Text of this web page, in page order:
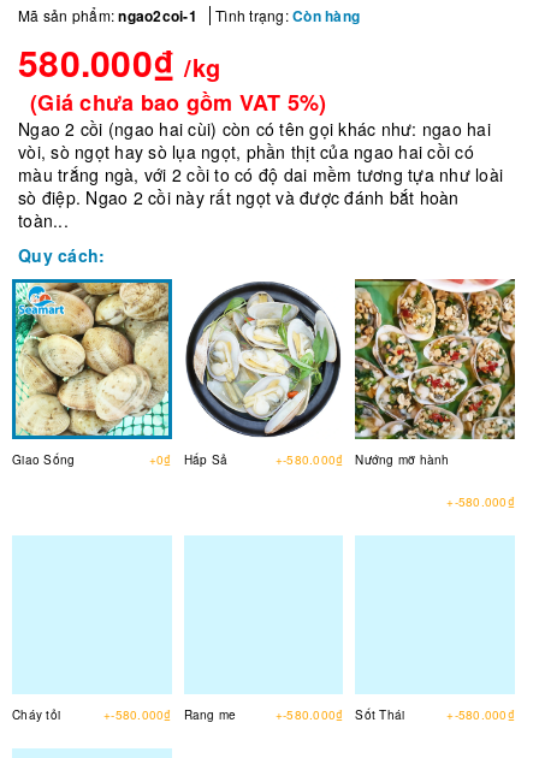
Mã sản phẩm:ngao2coi-1 Tình trạng:Còn hàng
580.000₫ /kg
(Giá chưa bao gồm VAT 5%)
Ngao 2 cồi (ngao hai cùi) còn có tên gọi khác như: ngao hai
vòi, sò ngọt hay sò lụa ngọt, phần thịt của ngao hai cồi có
màu trắng ngà, với 2 cồi to có độ dai mềm tương tựa như loài
sò điệp. Ngao 2 cồi này rất ngọt và được đánh bắt hoàn
toàn...
Quy cách:
Giao Sống +0₫ Hấp Sả +-580.000₫ Nướng mỡ hành
+-580.000₫
Cháy tỏi +-580.000₫ Rang me +-580.000₫ Sốt Thái +-580.000₫